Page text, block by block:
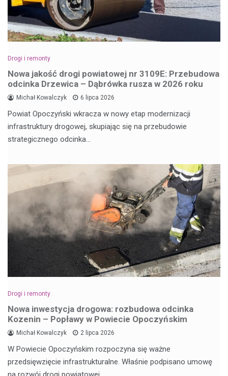
Drogi i remonty
Nowa jakość drogi powiatowej nr 3109E: Przebudowa
odcinka Drzewica – Dąbrówka rusza w 2026 roku
Michał Kowalczyk 6 lipca 2026
Powiat Opoczyński wkracza w nowy etap modernizacji
infrastruktury drogowej, skupiając się na przebudowie
strategicznego odcinka…
Drogi i remonty
Nowa inwestycja drogowa: rozbudowa odcinka
Kozenin – Popławy w Powiecie Opoczyńskim
Michał Kowalczyk 2 lipca 2026
W Powiecie Opoczyńskim rozpoczyna się ważne
przedsięwzięcie infrastrukturalne. Właśnie podpisano umowę